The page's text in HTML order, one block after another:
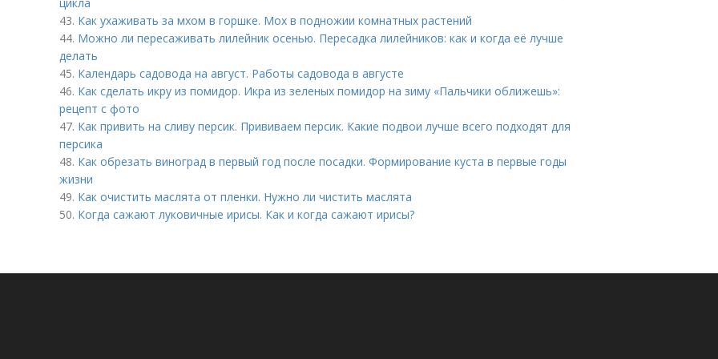
43. Как ухаживать за мхом в горшке. Мох в подножии комнатных растений
44. Можно ли пересаживать лилейник осенью. Пересадка лилейников: как и когда её лучше
делать
45. Календарь садовода на август. Работы садовода в августе
46. Как сделать икру из помидор. Икра из зеленых помидор на зиму «Пальчики оближешь»:
рецепт с фото
47. Как привить на сливу персик. Прививаем персик. Какие подвои лучше всего подходят для
персика
48. Как обрезать виноград в первый год после посадки. Формирование куста в первые годы
жизни
49. Как очистить маслята от пленки. Нужно ли чистить маслята
50. Когда сажают луковичные ирисы. Как и когда сажают ирисы?